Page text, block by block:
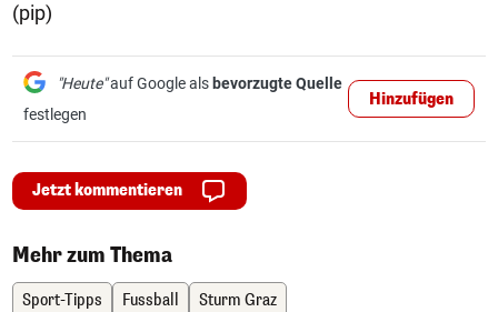
(pip)
"Heute"auf Google als bevorzugte Quelle
festlegen
Hinzufügen
Jetzt kommentieren
Mehr zum Thema
Sport-Tipps Fussball Sturm Graz